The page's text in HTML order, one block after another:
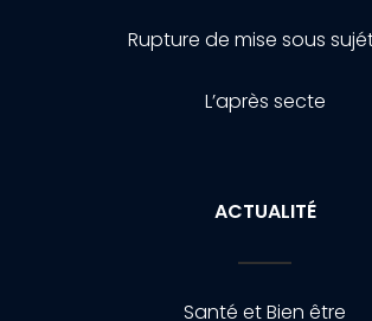
Rupture de mise sous
L’après secte
ACTUALITÉ
Santé et Bien être